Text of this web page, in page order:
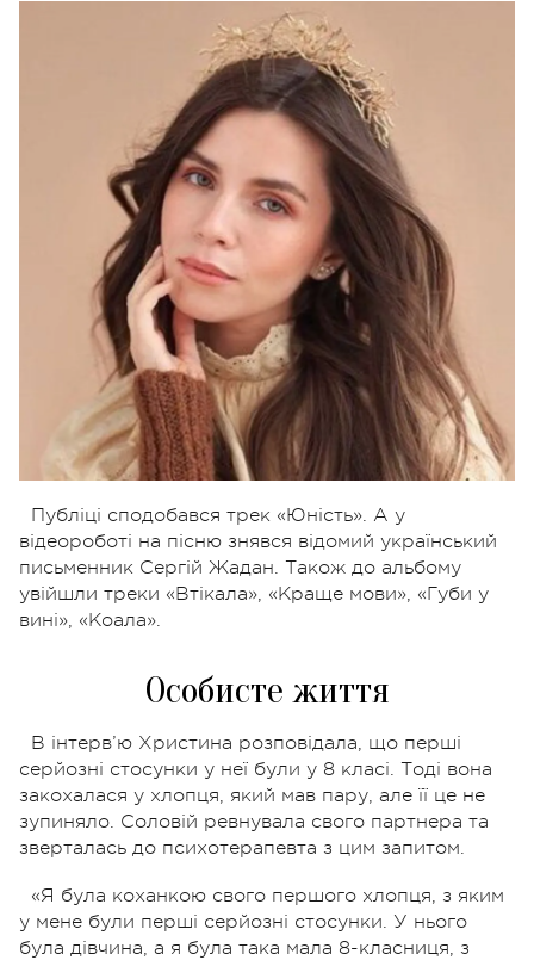
Публіці сподобався трек «Юність». А у
відеороботі на пісню знявся відомий український
письменник Сергій Жадан. Також до альбому
увійшли треки «Втікала», «Краще мови», «Губи у
вині», «Коала».
Особисте життя
В інтерв’ю Христина розповідала, що перші
серйозні стосунки у неї були у 8 класі. Тоді вона
закохалася у хлопця, який мав пару, але її це не
зупиняло. Соловій ревнувала свого партнера та
зверталась до психотерапевта з цим запитом.
«Я була коханкою свого першого хлопця, з яким
у мене були перші серйозні стосунки. У нього
була дівчина, а я була така мала 8-класниця, з